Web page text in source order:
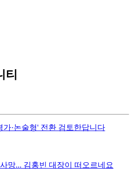
티
가·논술형' 전환 검토한답니다
망... 김홍빈 대장이 떠오르네요